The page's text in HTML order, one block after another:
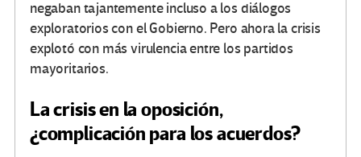
negaban tajantemente incluso a los diálogos
exploratorios con el Gobierno. Pero ahora la crisis
explotó con más virulencia entre los partidos
mayoritarios.
La crisis en la oposición,
¿complicación para los acuerdos?